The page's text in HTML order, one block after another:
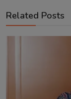
Related Posts